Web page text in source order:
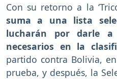
Con su retorno a la
suma a una lista
lucharán por darle a
necesarios en la
partido contra Bolivia,
prueba, y después, la